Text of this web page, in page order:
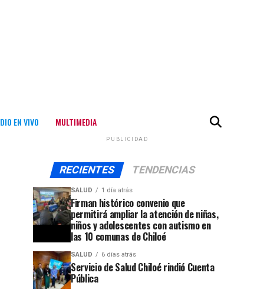
EN VIVO MULTIMEDIA
PUBLICIDAD
RECIENTES TENDENCIAS
SALUD 1 día atrás
Firman histórico convenio que
permitirá ampliar la atención de niñas,
niños y adolescentes con autismo en
las 10 comunas de Chiloé
SALUD 6 días atrás
Servicio de Salud Chiloé rindió Cuenta
Pública